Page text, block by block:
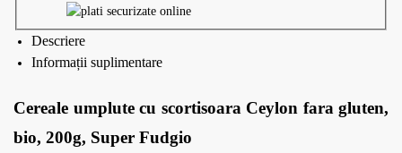
Descriere
Informații suplimentare
Cereale umplute cu scortisoara Ceylon fara gluten,
bio, 200g, Super Fudgio